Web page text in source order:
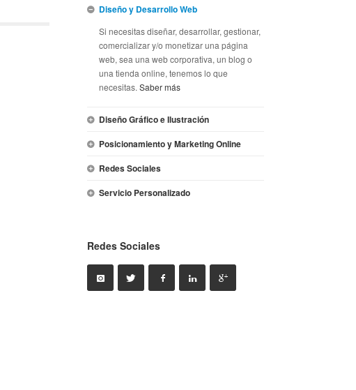
Diseño y Desarrollo Web
Si necesitas diseñar, desarrollar, gestionar,
comercializar y/o monetizar una página
web, sea una web corporativa, un blog o
una tienda online, tenemos lo que
necesitas.Saber más
Diseño Gráfico e Ilustración
Posicionamiento y Marketing Online
Redes Sociales
Servicio Personalizado
Redes Sociales